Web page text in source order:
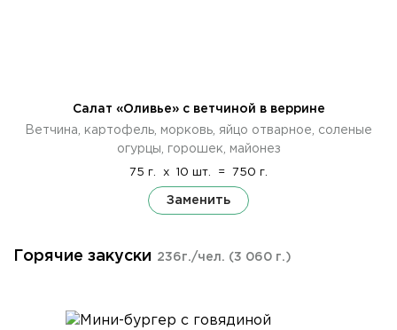
Салат «Оливье» с ветчиной в веррине
Ветчина, картофель, морковь, яйцо отварное, соленые
огурцы, горошек, майонез
75 г. x 10 шт. = 750 г.
Заменить
Горячие закуски 236г./чел. (3 060 г.)